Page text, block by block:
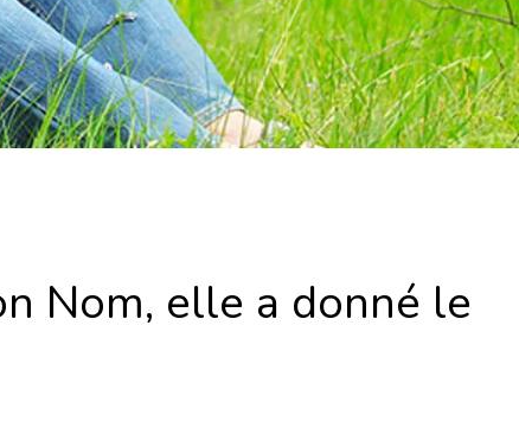
Nom, elle a donné le